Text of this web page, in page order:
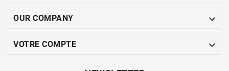
OUR COMPANY 
VOTRE COMPTE 